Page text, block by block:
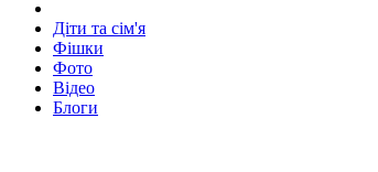
Діти та сім'я
Фішки
Фото
Відео
Блоги